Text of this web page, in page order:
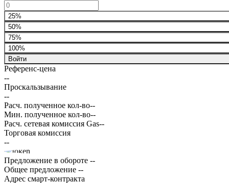
25%
50%
75%
100%
Войти
Референс-цена
--
Проскальзывание
--
Расч. полученное кол-во--
Мин. полученное кол-во--
Расч. сетевая комиссия Gas--
Торговая комиссия
--
Предложение в обороте --
Общее предложение --
Адрес смарт-контракта